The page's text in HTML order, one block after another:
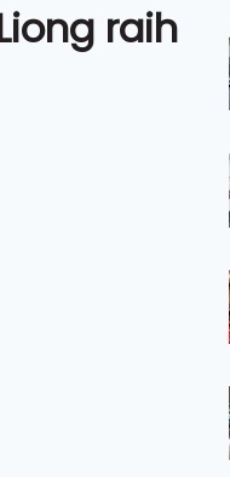
raih